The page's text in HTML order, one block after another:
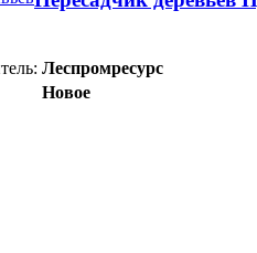
Леспромресурс
Новое